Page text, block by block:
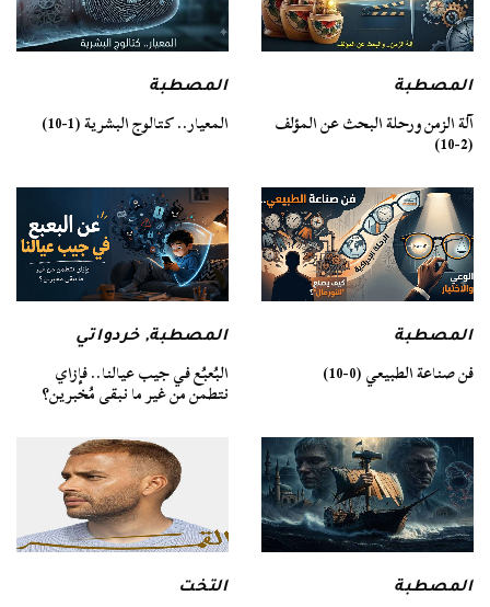
المصطبة
آلة الزمن ورحلة البحث عن المؤلف
(2-10)
المصطبة
المعيار.. كتالوج البشرية (1-10)
المصطبة
فن صناعة الطبيعي (0-10)
المصطبة,خردواتي
البُعبُع في جيب عيالنا.. فإزاي
نتطمن من غير ما نبقى مُخبرين؟
المصطبة التخت